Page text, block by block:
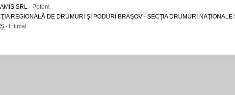
SRL - Petent
REGIONALĂ DE DRUMURI ŞI PODURI BRAŞOV - SECŢIA DRUMURI NAŢIONALE
- Intimat